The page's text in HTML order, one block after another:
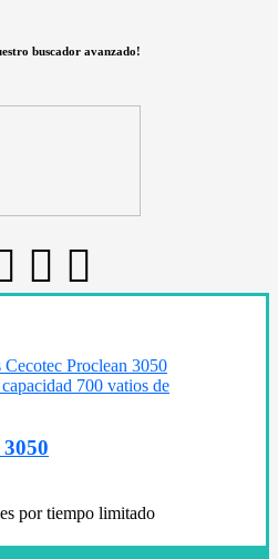
buscador avanzado!
por tiempo limitado